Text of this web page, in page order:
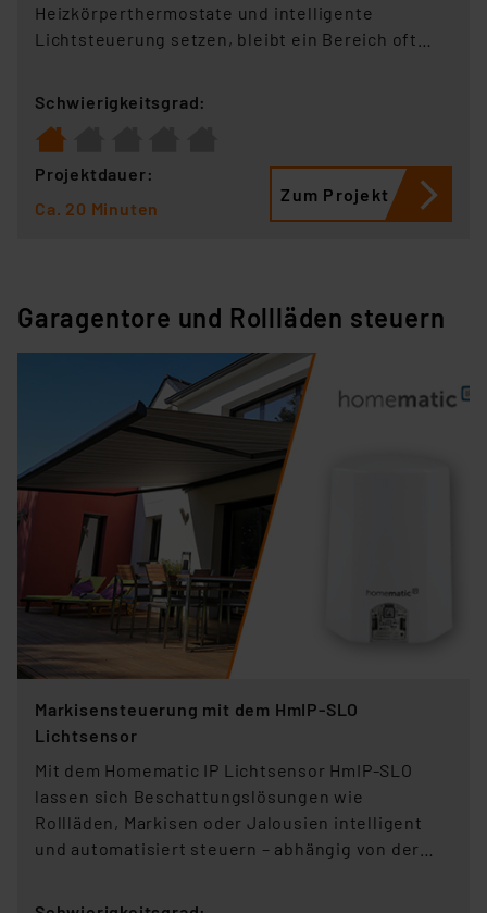
Heizkörperthermostate und intelligente
Lichtsteuerung setzen, bleibt ein Bereich oft
Gaszähler ins Smart Home integrieren. Mit der
Homematic IP Energiesensor-Schnittstelle wird
selbst der klassische Gaszähler Teil Ihres Smart
Homes – für mehr Transparenz, Kontrolle und
Effizienz beim Energieverbrauch.
Schwierigkeitsgrad:
Projektdauer:
Ca. 20 Minuten
Zum Projekt
Garagentore und Rollläden steuern
Markisensteuerung mit dem HmIP-SLO
Lichtsensor
Mit dem Homematic IP Lichtsensor HmIP-SLO
lassen sich Beschattungslösungen wie
Rollläden, Markisen oder Jalousien intelligent
und automatisiert steuern – abhängig von der